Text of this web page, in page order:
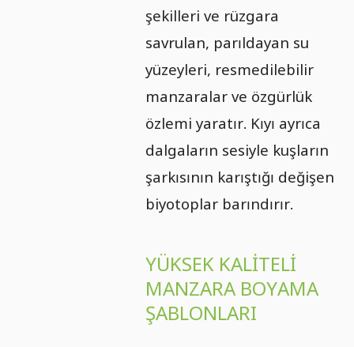
şekilleri ve rüzgara
savrulan, parıldayan su
yüzeyleri, resmedilebilir
manzaralar ve özgürlük
özlemi yaratır. Kıyı ayrıca
dalgaların sesiyle kuşların
şarkısının karıştığı değişen
biyotoplar barındırır.
YÜKSEK KALITELI
MANZARA BOYAMA
ŞABLONLARI